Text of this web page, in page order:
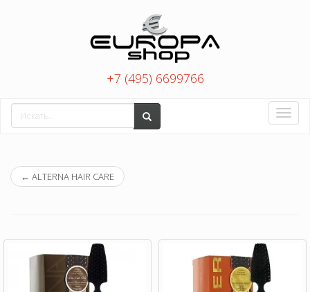
+7 (495) 6699766
Toggle
← ALTERNA HAIR CARE